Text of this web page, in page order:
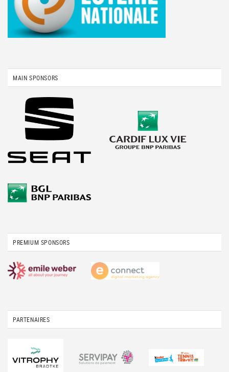
MAIN SPONSORS
PREMIUM SPONSORS
PARTENAIRES